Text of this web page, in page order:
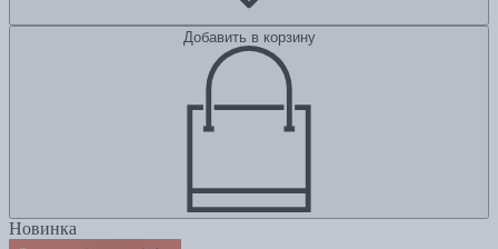
Добавить в корзину
Новинка